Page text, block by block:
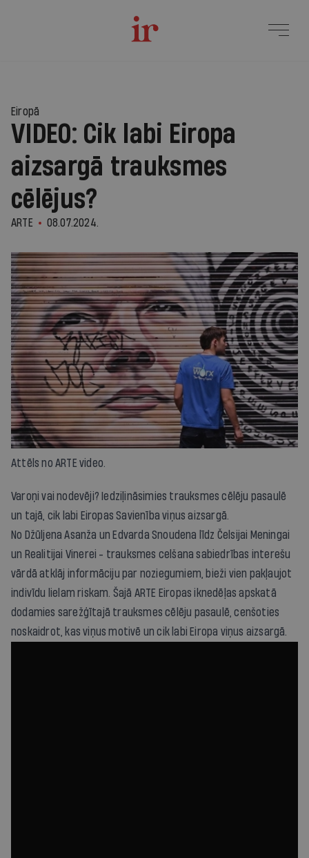
Eiropā
VIDEO: Cik labi Eiropa
aizsargā trauksmes
cēlējus?
ARTE 08.07.2024.
Attēls no ARTE video.
Varoņi vai nodevēji? Iedziļināsimies trauksmes cēlēju pasaulē
un tajā, cik labi Eiropas Savienība viņus aizsargā.
No Džūljena Asanža un Edvarda Snoudena līdz Čelsijai Meningai
un Realitijai Vinerei - trauksmes celšana sabiedrības interešu
vārdā atklāj informāciju par noziegumiem, bieži vien pakļaujot
indivīdu lielam riskam. Šajā ARTE Eiropas iknedēļas apskatā
dodamies sarežģītajā trauksmes cēlēju pasaulē, cenšoties
noskaidrot, kas viņus motivē un cik labi Eiropa viņus aizsargā.